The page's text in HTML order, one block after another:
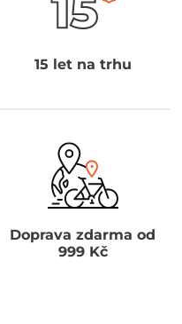
15 let na trhu
Doprava zdarma od
999 Kč